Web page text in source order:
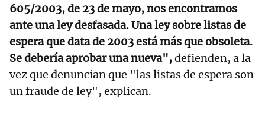
605/2003, de 23 de mayo, nos encontramos
ante una ley desfasada. Una ley sobre listas de
espera que data de 2003 está más que obsoleta.
Se debería aprobar una nueva",defienden, a la
vez que denuncian que "las listas de espera son
un fraude de ley", explican.